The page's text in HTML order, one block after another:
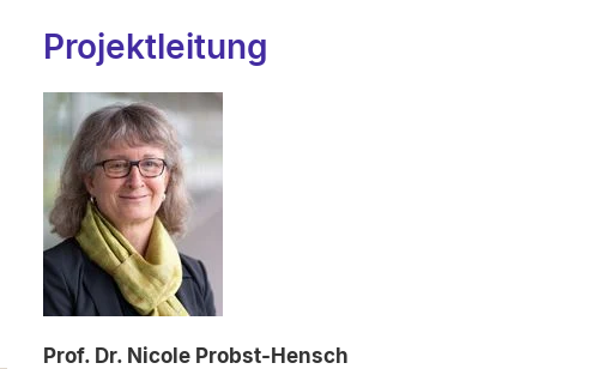
Projektleitung
Prof. Dr. Nicole Probst-Hensch